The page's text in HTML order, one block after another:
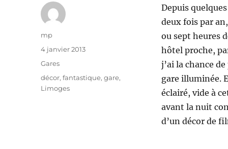
Depuis
deux fois par
ou sept heures
hôtel proche,
j’ai la chance
gare illuminée.
éclairé, vide à
avant la nuit
d’un décor de
Auteur
mp
Publié
4 janvier 2013
Catégories
Gares
Étiquettes
décor,fantastique,gare,
Limoges